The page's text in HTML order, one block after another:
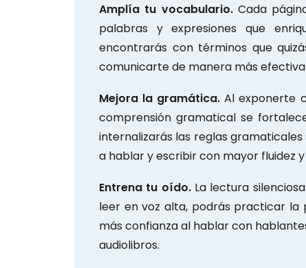
Amplía tu vocabulario.Cada
palabras y expresiones que
encontrarás con términos que
comunicarte de manera más
Mejora la gramática. Al exponerte
comprensión gramatical se
internalizarás las reglas
a hablar y escribir con mayor fluidez
Entrena tu oído. La lectura
leer en voz alta, podrás practicar la
más confianza al hablar con
audiolibros.